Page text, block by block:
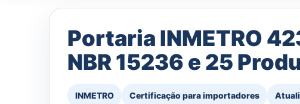
Portaria INMETRO
NBR 15236 e 25
INMETRO Certificação para importadores